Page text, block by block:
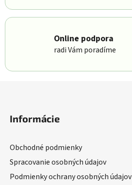
Online podpora
radi Vám poradíme
Informácie
Obchodné podmienky
Spracovanie osobných údajov
Podmienky ochrany osobných údajov